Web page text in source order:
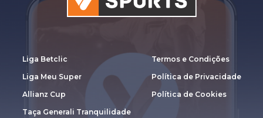
Liga Betclic
Liga Meu Super
Allianz Cup
Taça Generali Tranquilidade
Termos e Condições
Política de Privacidade
Política de Cookies